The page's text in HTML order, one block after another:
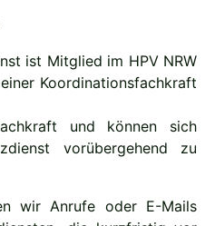
ist Mitglied im HPV NRW
Koordinationsfachkraft
und können sich
vorübergehend zu
wir Anrufe oder E-Mails